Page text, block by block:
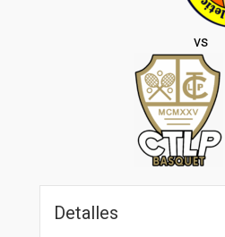
vs
Detalles